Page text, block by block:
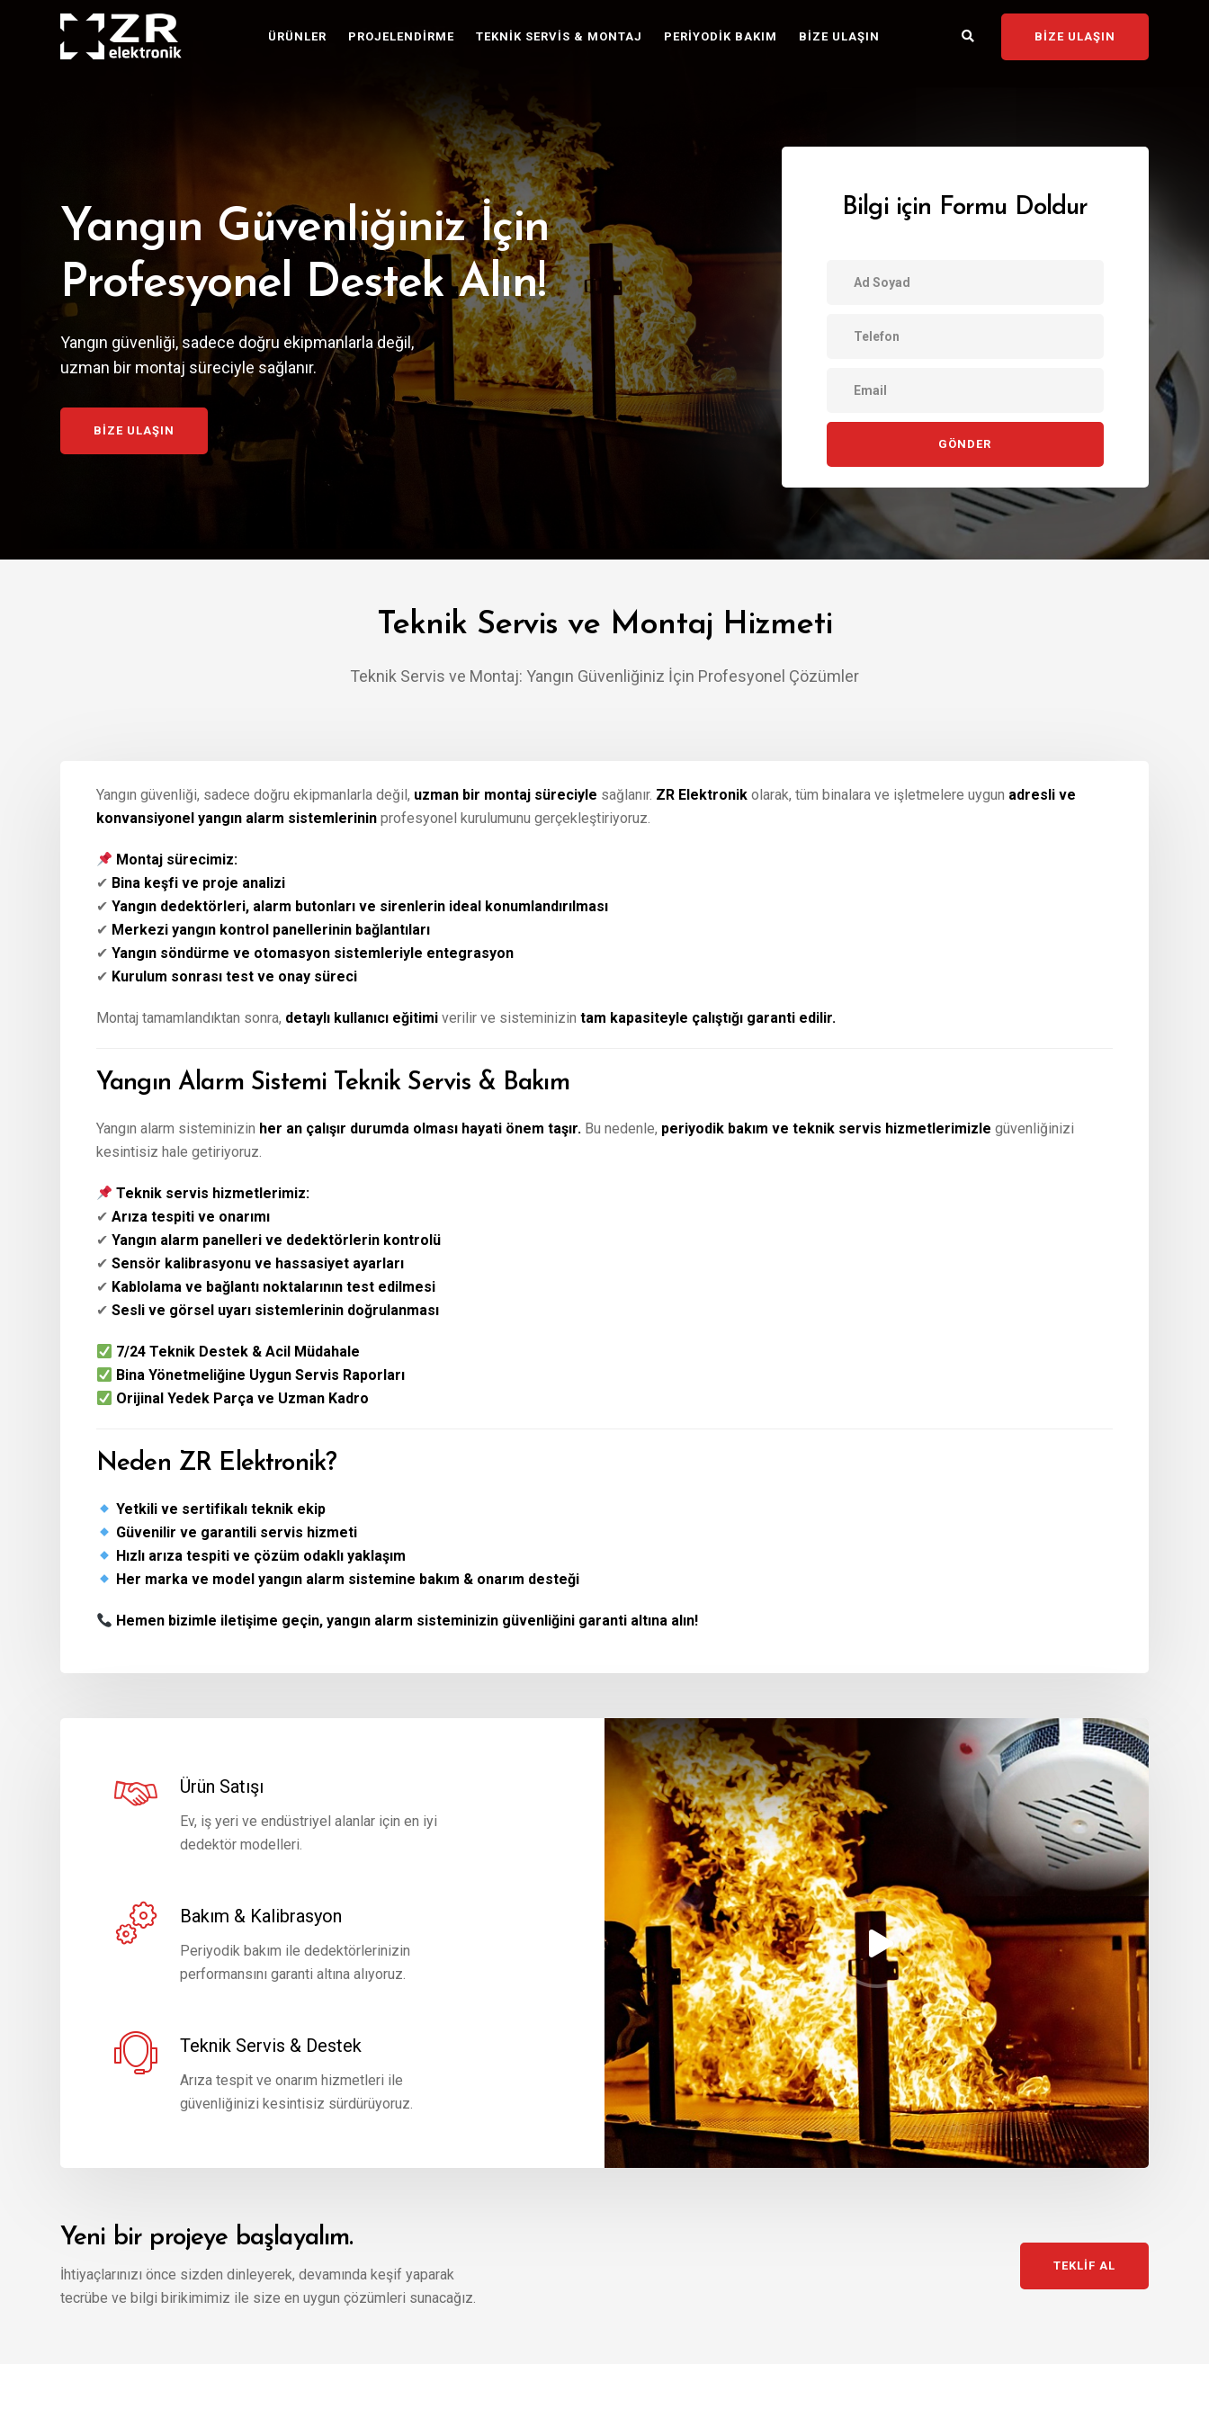
ÜRÜNLER PROJELENDIRME TEKNIK SERVIS & MONTAJ PERIYODIK BAKIM BIZE ULAŞIN BIZE ULAŞIN
Yangın Güvenliğiniz İçin
Profesyonel Destek Alın!
Yangın güvenliği, sadece doğru ekipmanlarla değil,
uzman bir montaj süreciyle sağlanır.
BIZE ULAŞIN
Bilgi için Formu Doldur
Teknik Servis ve Montaj Hizmeti
Teknik Servis ve Montaj: Yangın Güvenliğiniz İçin Profesyonel Çözümler
Yangın güvenliği, sadece doğru ekipmanlarla değil, uzman bir montaj süreciyle sağlanır. ZR Elektronik olarak, tüm binalara ve işletmelere uygun adresli ve
konvansiyonel yangın alarm sistemlerinin profesyonel kurulumunu gerçekleştiriyoruz.
Montaj sürecimiz:
✔ Bina keşfi ve proje analizi
✔ Yangın dedektörleri, alarm butonları ve sirenlerin ideal konumlandırılması
✔ Merkezi yangın kontrol panellerinin bağlantıları
✔ Yangın söndürme ve otomasyon sistemleriyle entegrasyon
✔ Kurulum sonrası test ve onay süreci
Montaj tamamlandıktan sonra, detaylı kullanıcı eğitimi verilir ve sisteminizin tam kapasiteyle çalıştığı garanti edilir.
Yangın Alarm Sistemi Teknik Servis & Bakım
Yangın alarm sisteminizin her an çalışır durumda olması hayati önem taşır. Bu nedenle, periyodik bakım ve teknik servis hizmetlerimizle güvenliğinizi
kesintisiz hale getiriyoruz.
Teknik servis hizmetlerimiz:
✔ Arıza tespiti ve onarımı
✔ Yangın alarm panelleri ve dedektörlerin kontrolü
✔ Sensör kalibrasyonu ve hassasiyet ayarları
✔ Kablolama ve bağlantı noktalarının test edilmesi
✔ Sesli ve görsel uyarı sistemlerinin doğrulanması
7/24 Teknik Destek & Acil Müdahale
Bina Yönetmeliğine Uygun Servis Raporları
Orijinal Yedek Parça ve Uzman Kadro
Neden ZR Elektronik?
Yetkili ve sertifikalı teknik ekip
Güvenilir ve garantili servis hizmeti
Hızlı arıza tespiti ve çözüm odaklı yaklaşım
Her marka ve model yangın alarm sistemine bakım & onarım desteği
Hemen bizimle iletişime geçin, yangın alarm sisteminizin güvenliğini garanti altına alın!
Ürün Satışı
Ev, iş yeri ve endüstriyel alanlar için en iyi
dedektör modelleri.
Bakım & Kalibrasyon
Periyodik bakım ile dedektörlerinizin
performansını garanti altına alıyoruz.
Teknik Servis & Destek
Arıza tespit ve onarım hizmetleri ile
güvenliğinizi kesintisiz sürdürüyoruz.
Yeni bir projeye başlayalım.
İhtiyaçlarınızı önce sizden dinleyerek, devamında keşif yaparak
tecrübe ve bilgi birikimimiz ile size en uygun çözümleri sunacağız.
TEKLIF AL